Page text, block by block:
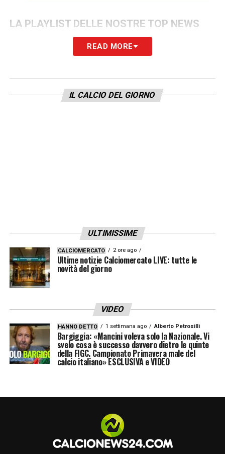
LA PLAYLIST DELLE NOSTRE TOP NEWS
READ MORE
IL CALCIO DEL GIORNO
ULTIMISSIME
CALCIOMERCATO 2 ore ago
Ultime notizie Calciomercato LIVE: tutte le
novità del giorno
VIDEO
HANNO DETTO 1 settimana ago Alberto Petrosilli
Bargiggia: «Mancini voleva solo la Nazionale. Vi
svelo cosa è successo davvero dietro le quinte
della FIGC. Campionato Primavera male del
calcio italiano» ESCLUSIVA e VIDEO